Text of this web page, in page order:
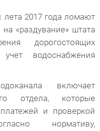
лета 2017 года ломают
«раздувание» штата
дорогостоящих
учет водоснабжения
включает
отдела, которые
и проверкой
нормативу,